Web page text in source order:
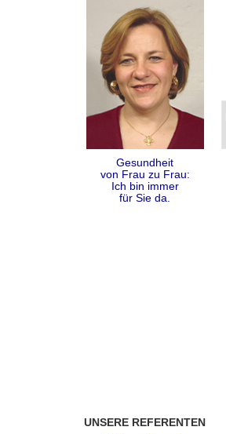
Gesundheit
von Frau zu Frau:
Ich bin immer
für Sie da.
UNSERE REFERENTEN